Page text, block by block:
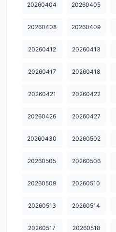
20260404 20260405
20260408 20260409
20260412 20260413
20260417 20260418
20260421 20260422
20260426 20260427
20260430 20260502
20260505 20260506
20260509 20260510
20260513 20260514
20260517 20260518